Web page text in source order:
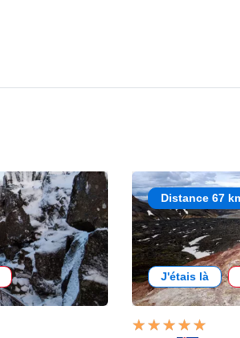
Distance 67
J'étais là